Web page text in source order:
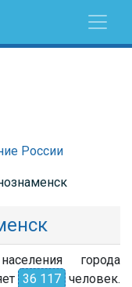
России
города
36 117 человек.